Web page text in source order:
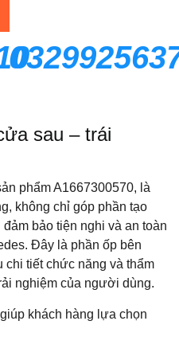
sau – trái
phẩm A1667300570, là
không chỉ góp phần tạo
bảo tiện nghi và an toàn
Đây là phần ốp bên
tiết chức năng và thẩm
nghiệm của người dùng.
khách hàng lựa chọn